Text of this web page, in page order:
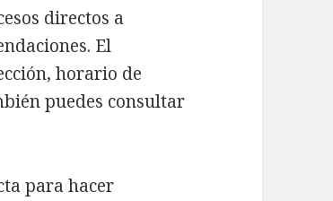
directos a
El
horario de
puedes consultar
para hacer